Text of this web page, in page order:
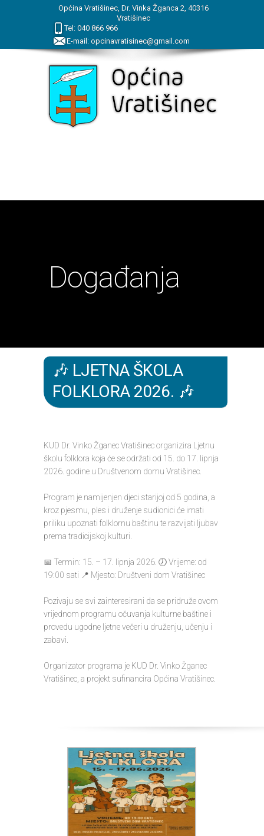
Općina Vratišinec, Dr. Vinka Žganca 2, 40316
Vratišinec
Tel: 040 866 966
E-mail: opcinavratisinec@gmail.com
Događanja
🎶 LJETNA ŠKOLA
FOLKLORA 2026. 🎶
KUD Dr. Vinko Žganec Vratišinec organizira Ljetnu
školu folklora koja će se održati od 15. do 17. lipnja
2026. godine u Društvenom domu Vratišinec.
Program je namijenjen djeci starijoj od 5 godina, a
kroz pjesmu, ples i druženje sudionici će imati
priliku upoznati folklornu baštinu te razvijati ljubav
prema tradicijskoj kulturi.
📅 Termin: 15. – 17. lipnja 2026. 🕖 Vrijeme: od
19:00 sati 📍 Mjesto: Društveni dom Vratišinec
Pozivaju se svi zainteresirani da se pridruže ovom
vrijednom programu očuvanja kulturne baštine i
provedu ugodne ljetne večeri u druženju, učenju i
zabavi.
Organizator programa je KUD Dr. Vinko Žganec
Vratišinec, a projekt sufinancira Općina Vratišinec.